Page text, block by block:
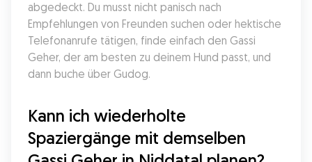
abgedeckt. Du musst nicht panisch nach
Empfehlungen von Freunden suchen oder hektische
Telefonanrufe tätigen, finde einfach den Gassi
Geher, der am besten zu deinem Hund passt, und
dann buche über Gudog.
Kann ich wiederholte
Spaziergänge mit demselben